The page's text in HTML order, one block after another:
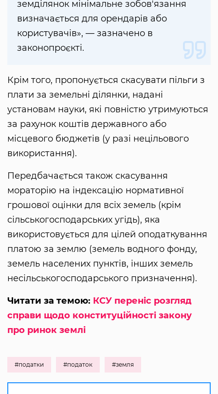
земділянок мінімальне зобов'язання
визначається для орендарів або
користувачів», — зазначено в
законопроєкті.
Крім того, пропонується скасувати пільги з
плати за земельні ділянки, надані
установам науки, які повністю утримуються
за рахунок коштів державного або
місцевого бюджетів (у разі нецільового
використання).
Передбачається також скасування
мораторію на індексацію нормативної
грошової оцінки для всіх земель (крім
сільськогосподарських угідь), яка
використовується для цілей оподаткування
платою за землю (земель водного фонду,
земель населених пунктів, інших земель
несільськогосподарського призначення).
Читати за темою: КСУ переніс розгляд
справи щодо конституційності закону
про ринок землі
#податки #податок #земля